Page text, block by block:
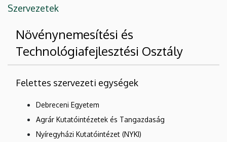
Szervezetek
Növénynemesítési és
Technológiafejlesztési Osztály
Felettes szervezeti egységek
Debreceni Egyetem
Agrár Kutatóintézetek és Tangazdaság
Nyíregyházi Kutatóintézet (NYKI)